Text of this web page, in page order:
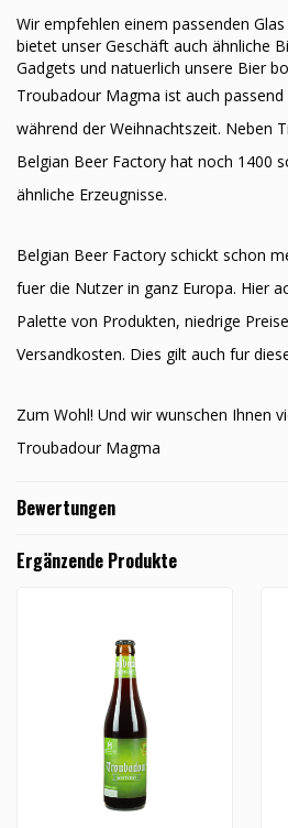
Wir empfehlen einem passenden
bietet unser Geschäft auch ähnliche
Gadgets und natuerlich unsere Bier
Troubadour Magma ist auch passend
während der Weihnachtszeit. Neben
Belgian Beer Factory hat noch 1400
ähnliche Erzeugnisse.
Belgian Beer Factory schickt schon
fuer die Nutzer in ganz Europa. Hier
Palette von Produkten, niedrige
Versandkosten. Dies gilt auch fur
Zum Wohl! Und wir wunschen Ihnen
Troubadour Magma
Bewertungen
Ergänzende Produkte